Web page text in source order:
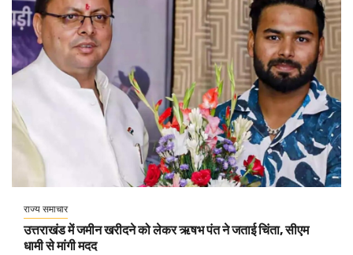
राज्य समाचार
उत्तराखंड में जमीन खरीदने को लेकर ऋषभ पंत ने जताई चिंता, सीएम
धामी से मांगी मदद